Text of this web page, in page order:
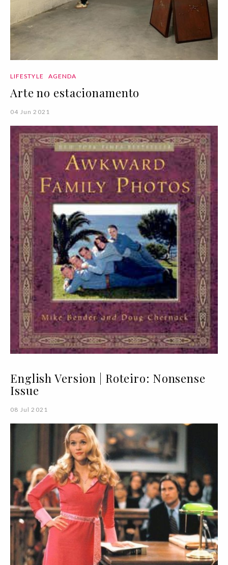
LIFESTYLE AGENDA
Arte no estacionamento
04 Jun 2021
English Version | Roteiro: Nonsense
Issue
08 Jul 2021